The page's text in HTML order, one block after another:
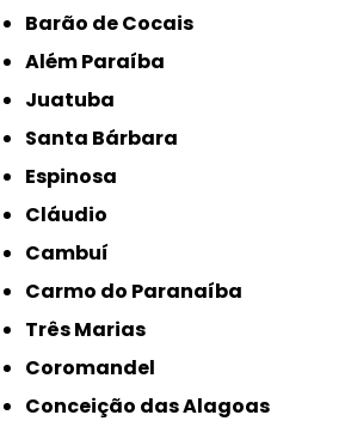
Barão de Cocais
Além Paraíba
Juatuba
Santa Bárbara
Espinosa
Cláudio
Cambuí
Carmo do Paranaíba
Três Marias
Coromandel
Conceição das Alagoas